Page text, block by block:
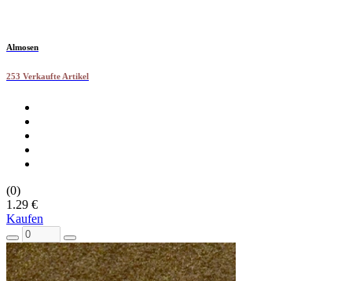
Almosen
253 Verkaufte Artikel
(0)
1.29 €
Kaufen